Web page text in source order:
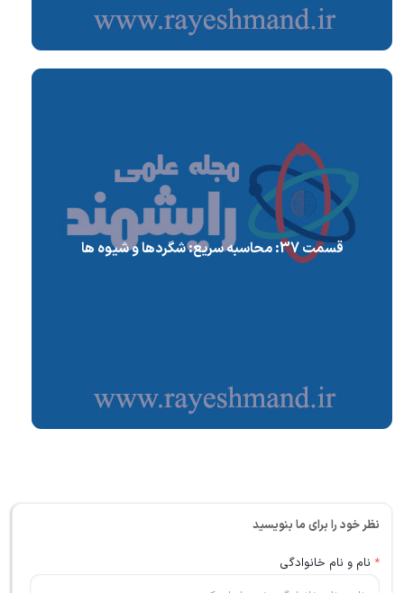
قسمت 37: محاسبه سریع: شگردها و شیوه ها
نظر خود را برای ما بنویسید
* نام و نام خانوادگی